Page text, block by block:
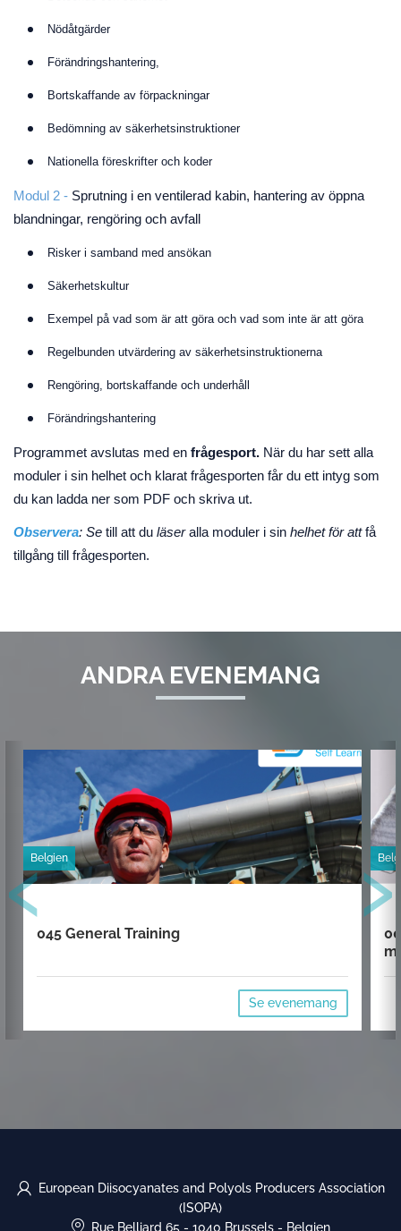
Nödåtgärder
Förändringshantering,
Bortskaffande av förpackningar
Bedömning av säkerhetsinstruktioner
Nationella föreskrifter och koder
Modul 2 - Sprutning i en ventilerad kabin, hantering av öppna
blandningar, rengöring och avfall
Risker i samband med ansökan
Säkerhetskultur
Exempel på vad som är att göra och vad som inte är att göra
Regelbunden utvärdering av säkerhetsinstruktionerna
Rengöring, bortskaffande och underhåll
Förändringshantering
Programmet avslutas med en frågesport. När du har sett alla
moduler i sin helhet och klarat frågesporten får du ett intyg som
du kan ladda ner som PDF och skriva ut.
Observera: Se till att du läseralla moduler i sin helhet för attfå
tillgång till frågesporten.
ANDRA EVENEMANG
Belgien
045 General Training
Se evenemang
‹ ›
European Diisocyanates and Polyols Producers Association
(ISOPA)
Rue Belliard 65 - 1040 Brussels - Belgien